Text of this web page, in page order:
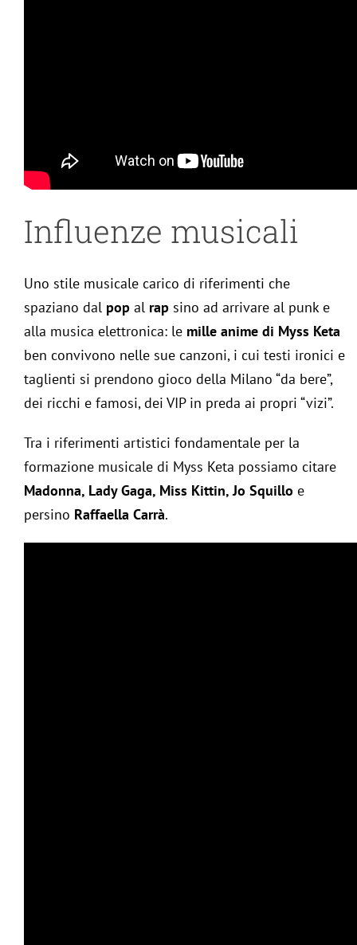
Influenze musicali
Uno stile musicale carico di riferimenti che
spaziano dal popal rapsino ad arrivare al punk e
alla musica elettronica: le mille anime di Myss Keta
ben convivono nelle sue canzoni, i cui testi ironici e
taglienti si prendono gioco della Milano “da bere”,
dei ricchi e famosi, dei VIP in preda ai propri “vizi”.
Tra i riferimenti artistici fondamentale per la
formazione musicale di Myss Keta possiamo citare
Madonna, Lady Gaga, Miss Kittin, Jo Squillo e
persino Raffaella Carrà.